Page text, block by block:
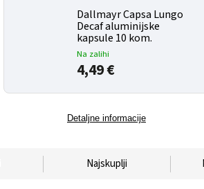
Dallmayr Capsa Lungo
Decaf aluminijske
kapsule 10 kom.
Na zalihi
4,49 €
Detaljne informacije
Najskuplji